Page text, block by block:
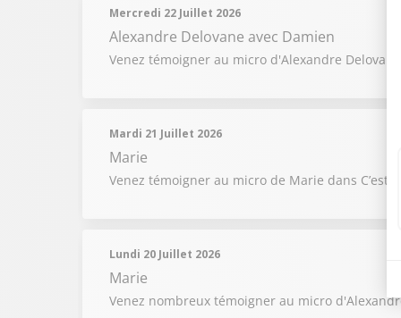
Mercredi 22 Juillet 2026
Alexandre Delovane avec Damien
Venez témoigner au micro d'Alexandre
Mardi 21 Juillet 2026
Marie
Venez témoigner au micro de Marie dans C’est
Lundi 20 Juillet 2026
Marie
Venez nombreux témoigner au micro